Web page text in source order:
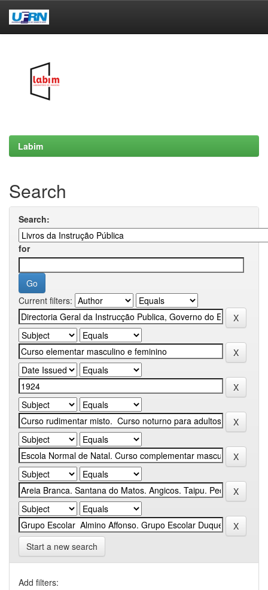
Labim
Search
Search:
for
Current filters:
Start a new search
Add filters: